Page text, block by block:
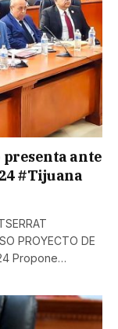
ante
#Tijuana
PROYECTO DE
Propone…